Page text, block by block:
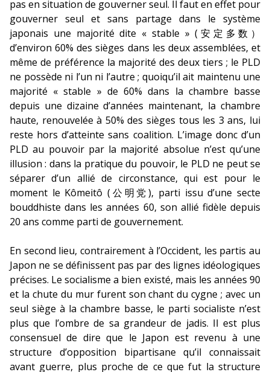
pas en situation de gouverner seul. Il faut en effet pour
gouverner seul et sans partage dans le système
japonais une majorité dite « stable » (安定多数）
d’environ 60% des sièges dans les deux assemblées, et
même de préférence la majorité des deux tiers ; le PLD
ne possède ni l’un ni l’autre ; quoiqu’il ait maintenu une
majorité « stable » de 60% dans la chambre basse
depuis une dizaine d’années maintenant, la chambre
haute, renouvelée à 50% des sièges tous les 3 ans, lui
reste hors d’atteinte sans coalition. L’image donc d’un
PLD au pouvoir par la majorité absolue n’est qu’une
illusion : dans la pratique du pouvoir, le PLD ne peut se
séparer d’un allié de circonstance, qui est pour le
moment le Kômeitô (公明党), parti issu d’une secte
bouddhiste dans les années 60, son allié fidèle depuis
20 ans comme parti de gouvernement.
En second lieu, contrairement à l’Occident, les partis au
Japon ne se définissent pas par des lignes idéologiques
précises. Le socialisme a bien existé, mais les années 90
et la chute du mur furent son chant du cygne ; avec un
seul siège à la chambre basse, le parti socialiste n’est
plus que l’ombre de sa grandeur de jadis. Il est plus
consensuel de dire que le Japon est revenu à une
structure d’opposition bipartisane qu’il connaissait
avant guerre, plus proche de ce que fut la structure